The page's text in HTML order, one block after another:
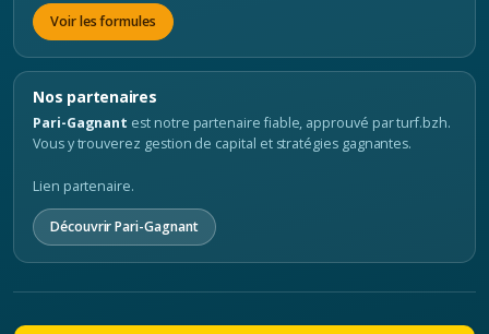
Voir les formules
Nos partenaires
Pari-Gagnant est notre partenaire fiable, approuvé par turf.bzh.
Vous y trouverez gestion de capital et stratégies gagnantes.
Lien partenaire.
Découvrir Pari-Gagnant